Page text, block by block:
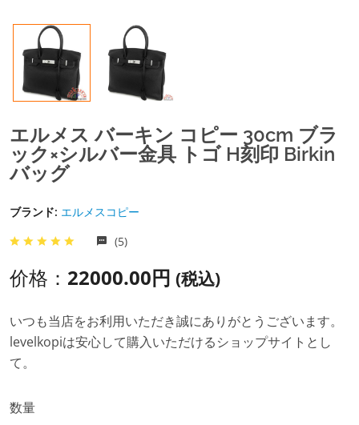
エルメス バーキン コピー 30cm ブラ
ック×シルバー金具 トゴ H刻印 Birkin
バッグ
ブランド: エルメスコピー
(5)
价格： 22000.00円 (税込)
いつも当店をお利用いただき誠にありがとうございます。
levelkopiは安心して購入いただけるショップサイトとし
て。
数量